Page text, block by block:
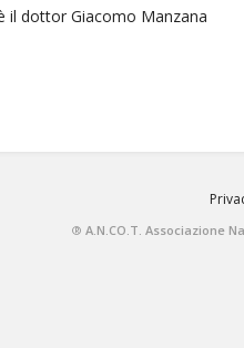
il dottor Giacomo Manzana
® A.N.CO.T. Associazione